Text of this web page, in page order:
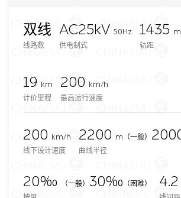
双线
线路数
AC25kV 50Hz
供电制式
1435
轨距
19
km
计价里程
200
km/h
最高运行速度
200
km/h
线下设计速度
2200 m （一般）
曲线半径
20‰ （一般） 30‰ （困难）
4.2